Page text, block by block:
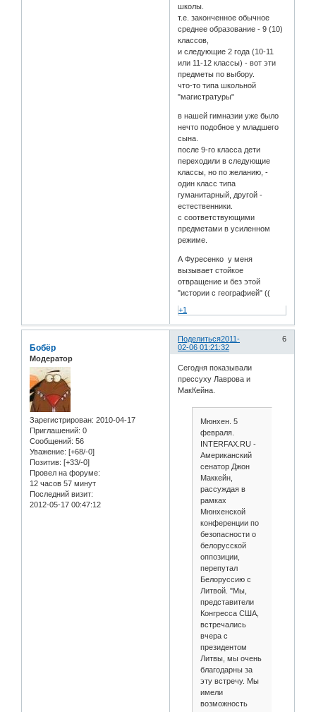
школы.
т.е. законченное обычное
среднее образование - 9 (10)
классов,
и следующие 2 года (10-11
или 11-12 классы) - вот эти
предметы по выбору.
что-то типа школьной
"магистратуры"
в нашей гимназии уже было
нечто подобное у младшего
сына.
после 9-го класса дети
переходили в следующие
классы, но по желанию, -
один класс типа
гуманитарный, другой -
естественники.
с соответствующими
предметами в усиленном
режиме.
А Фуресенко у меня
вызывает стойкое
отвращение и без этой
"истории с географией" ((
+1
Поделиться 6
2011-
02-06 01:21:32
Бобёр
Модератор
Зарегистрирован: 2010-04-17
Приглашений: 0
Сообщений: 56
Уважение: [+68/-0]
Позитив: [+33/-0]
Провел на форуме:
12 часов 57 минут
Последний визит:
2012-05-17 00:47:12
Сегодня показывали
прессуху Лаврова и
МакКейна.
Мюнхен. 5
февраля.
INTERFAX.RU -
Американский
сенатор Джон
Маккейн,
рассуждая в
рамках
Мюнхенской
конференции по
безопасности о
белорусской
оппозиции,
перепутал
Белоруссию с
Литвой. "Мы,
представители
Конгресса США,
встречались
вчера с
президентом
Литвы, мы очень
благодарны за
эту встречу. Мы
имели
возможность